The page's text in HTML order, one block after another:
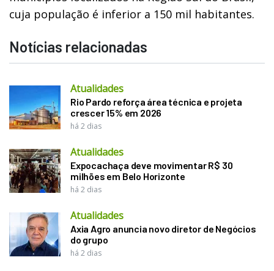
cuja população é inferior a 150 mil habitantes.
Notícias relacionadas
Atualidades
Rio Pardo reforça área técnica e projeta
crescer 15% em 2026
há 2 dias
Atualidades
Expocachaça deve movimentar R$ 30
milhões em Belo Horizonte
há 2 dias
Atualidades
Axia Agro anuncia novo diretor de Negócios
do grupo
há 2 dias